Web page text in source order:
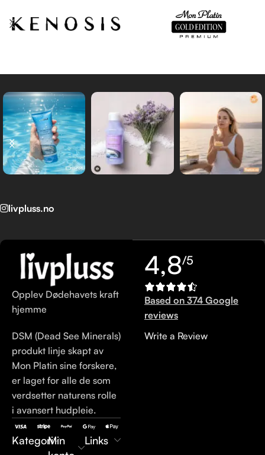
Protective moisturizing flow for lips
and cheeks with a matting effect
livpluss.no
Opplev Dødehavets kraft
hjemme
DSM (Dead See Minerals)
produkt linje skapt av
Mon Platin sine forskere,
er laget for alle de som
verdsetter naturens rolle
i avansert hudpleie.
KategoriMin
Links
4,8/5
Based on 374 Google
reviews
Write a Review